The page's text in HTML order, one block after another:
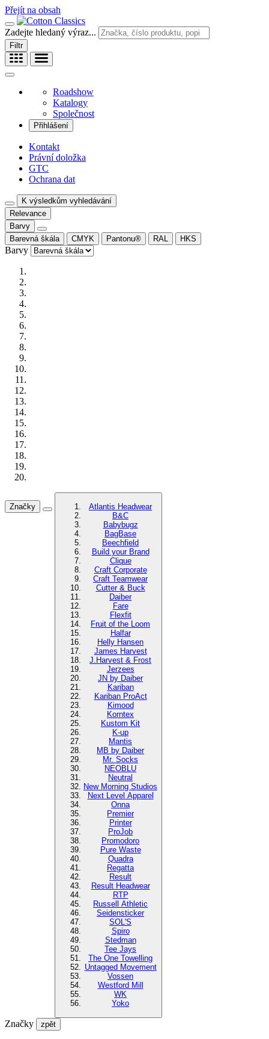
Přejít na obsah
Zadejte hledaný výraz...
Filtr
Roadshow
Katalogy
Společnost
Přihlášení
Kontakt
Právní doložka
GTC
Ochrana dat
K výsledkům vyhledávání
Relevance
Barvy
Barevná škála
CMYK Pantonu® RAL HKS
Barvy
Značky
Atlantis Headwear
B&C
Babybugz
BagBase
Beechfield
Build your Brand
Clique
Craft Corporate
Craft Teamwear
Cutter & Buck
Daiber
Fare
Flexfit
Fruit of the Loom
Halfar
Helly Hansen
James Harvest
J.Harvest & Frost
Jerzees
JN by Daiber
Kariban
Kariban ProAct
Kimood
Korntex
Kustom Kit
K-up
Mantis
MB by Daiber
Mr. Socks
NEOBLU
Neutral
New Morning Studios
Next Level Apparel
Onna
Premier
Printer
ProJob
Promodoro
Pure Waste
Quadra
Regatta
Result
Result Headwear
RTP
Russell Athletic
Seidensticker
SOL'S
Spiro
Stedman
Tee Jays
The One Towelling
Untagged Movement
Vossen
Westford Mill
WK
Yoko
Značky zpět